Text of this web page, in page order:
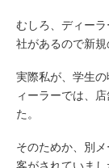
むしろ、ディー
社があるので新規
実際私が、学生
ィーラーでは、
た。
そのためか、別